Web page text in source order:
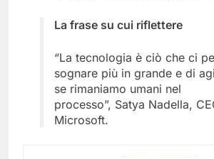
La frase su cui riflettere
“La tecnologia è ciò che ci
sognare più in grande e di
se rimaniamo umani nel
processo”, Satya Nadella,
Microsoft.